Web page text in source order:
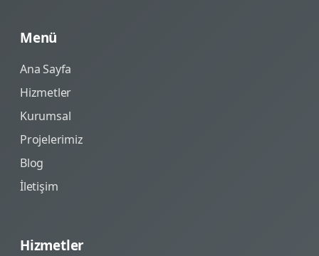
Menü
Ana Sayfa
Hizmetler
Kurumsal
Projelerimiz
Blog
İletişim
Hizmetler